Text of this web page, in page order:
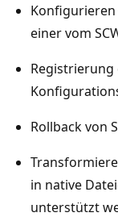
einer vom
Rollback von
in native
unterstützt